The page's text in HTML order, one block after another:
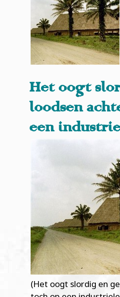
Het oogt
loodsen
een
(Het oogt slordig en